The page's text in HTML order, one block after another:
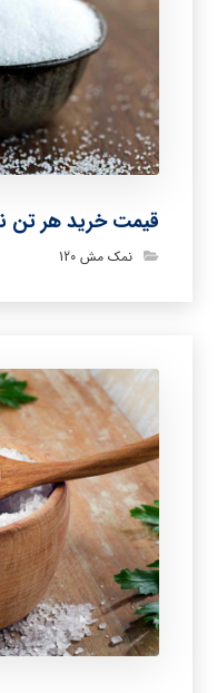
قیمت خرید هر تن
نمک مش 120